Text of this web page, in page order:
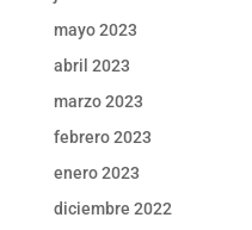
mayo 2023
abril 2023
marzo 2023
febrero 2023
enero 2023
diciembre 2022